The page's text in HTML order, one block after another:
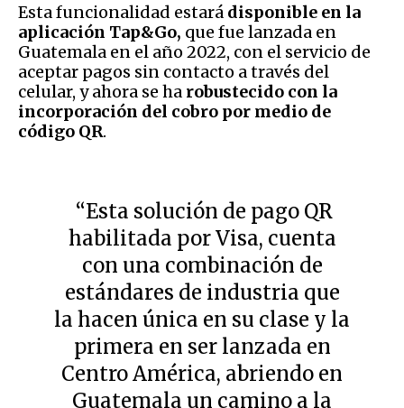
Esta funcionalidad estará disponible en la
aplicación Tap&Go, que fue lanzada en
Guatemala en el año 2022, con el servicio de
aceptar pagos sin contacto a través del
celular, y ahora se ha robustecido con la
incorporación del cobro por medio de
código QR.
“Esta solución de pago QR
habilitada por Visa, cuenta
con una combinación de
estándares de industria que
la hacen única en su clase y la
primera en ser lanzada en
Centro América, abriendo en
Guatemala un camino a la